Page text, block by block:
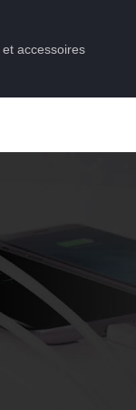
accessoires